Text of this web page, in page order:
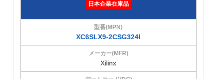
日本企業在庫品
XC6SLX9-2CSG324I
Xilinx